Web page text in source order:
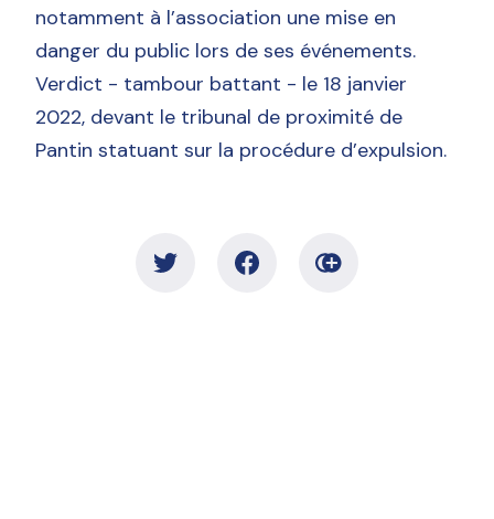
notamment à l’association une mise en
danger du public lors de ses événements.
Verdict - tambour battant - le 18 janvier
2022, devant le tribunal de proximité de
Pantin statuant sur la procédure d’expulsion.